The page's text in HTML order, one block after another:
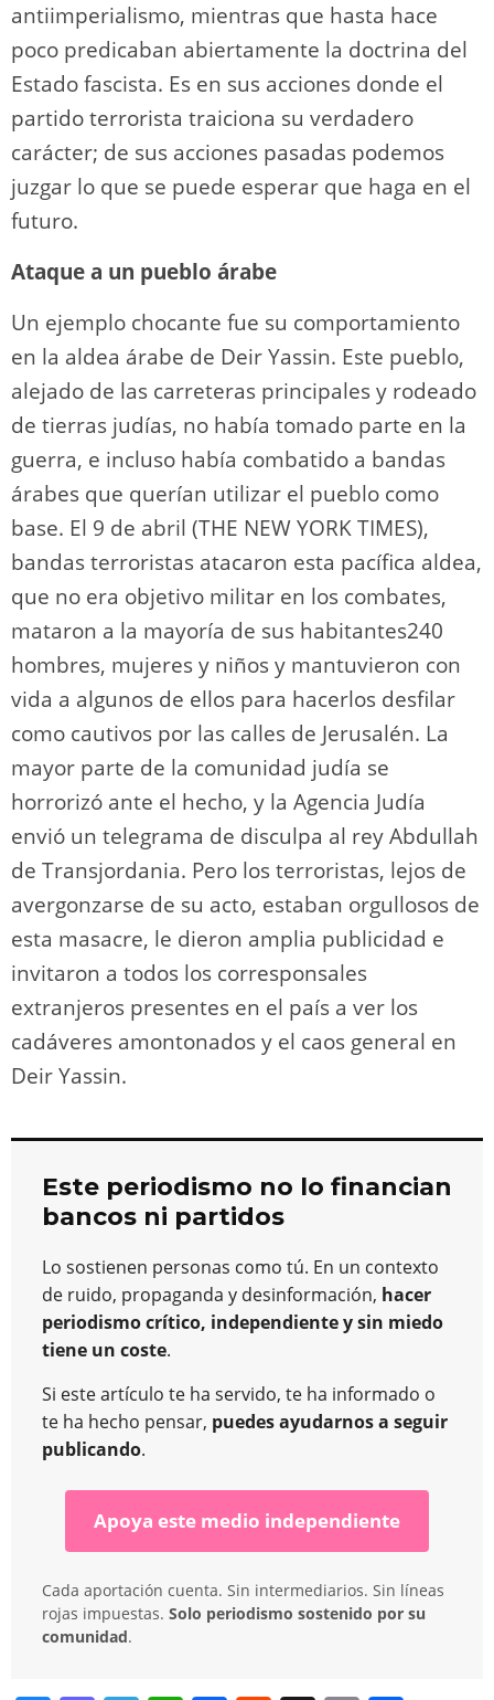
antiimperialismo, mientras que hasta hace
poco predicaban abiertamente la doctrina del
Estado fascista. Es en sus acciones donde el
partido terrorista traiciona su verdadero
carácter; de sus acciones pasadas podemos
juzgar lo que se puede esperar que haga en el
futuro.
Ataque a un pueblo árabe
Un ejemplo chocante fue su comportamiento
en la aldea árabe de Deir Yassin. Este pueblo,
alejado de las carreteras principales y rodeado
de tierras judías, no había tomado parte en la
guerra, e incluso había combatido a bandas
árabes que querían utilizar el pueblo como
base. El 9 de abril (THE NEW YORK TIMES),
bandas terroristas atacaron esta pacífica aldea,
que no era objetivo militar en los combates,
mataron a la mayoría de sus habitantes240
hombres, mujeres y niños y mantuvieron con
vida a algunos de ellos para hacerlos desfilar
como cautivos por las calles de Jerusalén. La
mayor parte de la comunidad judía se
horrorizó ante el hecho, y la Agencia Judía
envió un telegrama de disculpa al rey Abdullah
de Transjordania. Pero los terroristas, lejos de
avergonzarse de su acto, estaban orgullosos de
esta masacre, le dieron amplia publicidad e
invitaron a todos los corresponsales
extranjeros presentes en el país a ver los
cadáveres amontonados y el caos general en
Deir Yassin.
Este periodismo no lo financian
bancos ni partidos
Lo sostienen personas como tú. En un contexto
de ruido, propaganda y desinformación, hacer
periodismo crítico, independiente y sin miedo
tiene un coste.
Si este artículo te ha servido, te ha informado o
te ha hecho pensar, puedes ayudarnos a seguir
publicando.
Apoya este medio independiente
Cada aportación cuenta. Sin intermediarios. Sin líneas
rojas impuestas. Solo periodismo sostenido por su
comunidad.